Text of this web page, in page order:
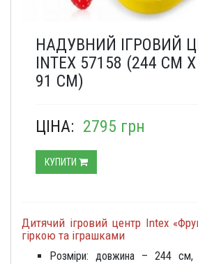
НАДУВНИЙ ІГРОВИЙ
INTEX 57158 (244 СМ
91 СМ)
ЦІНА: 2795 грн
КУПИТИ
Дитячий ігровий центр Intex
гіркою та іграшками
Розміри: довжина – 244